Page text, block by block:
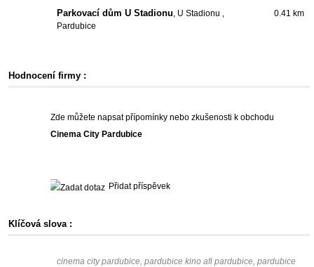
Parkovací dům U Stadionu, U Stadionu ,
Pardubice
0.41 km
Hodnocení firmy :
Zde můžete napsat přípomínky nebo zkušenosti k obchodu
Cinema City Pardubice
Přidat příspěvek
Klíčová slova :
cinema city pardubice, pardubice kino afi pardubice, pardubice